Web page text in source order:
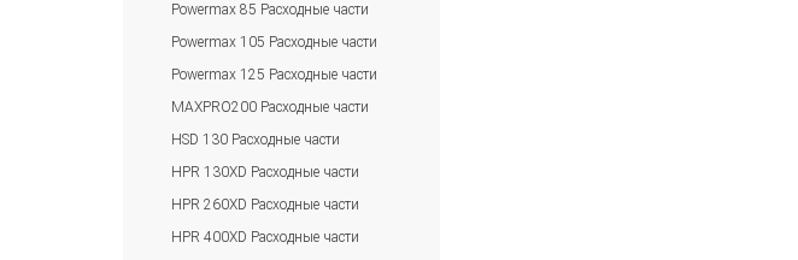
Powermax 85 Расходные части
Powermax 105 Расходные части
Powermax 125 Расходные части
MAXPRO200 Расходные части
HSD 130 Расходные части
HPR 130XD Расходные части
HPR 260XD Расходные части
HPR 400XD Расходные части